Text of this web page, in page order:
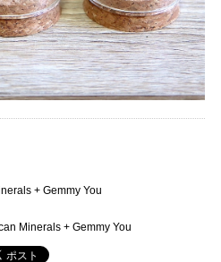
+ Gemmy You
Minerals + Gemmy You